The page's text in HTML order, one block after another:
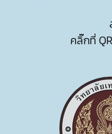
คลิ๊กที่